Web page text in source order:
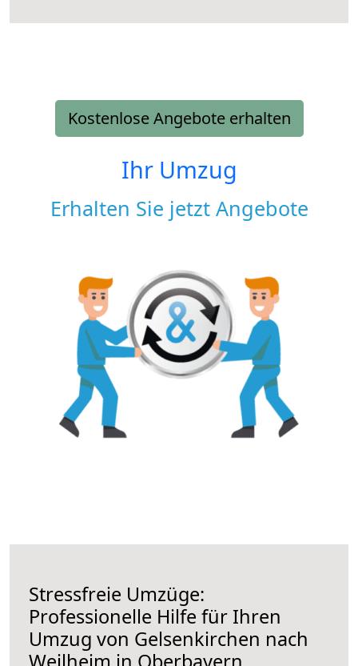
Kostenlose Angebote erhalten
Ihr Umzug
Erhalten Sie jetzt Angebote
Stressfreie Umzüge:
Professionelle Hilfe für Ihren
Umzug von Gelsenkirchen nach